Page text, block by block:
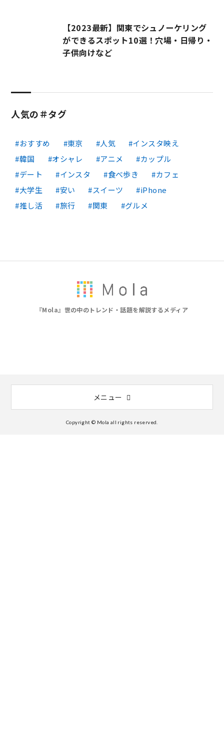
【2023最新】関東でシュノーケリング
ができるスポット10選！穴場・日帰り・
子供向けなど
人気の＃タグ
おすすめ 東京 人気
インスタ映え
韓国
オシャレ アニメ
カップル
デート
インスタ 食べ歩き
カフェ
大学生
安い スイーツ
iPhone
推し活
旅行 関東 グルメ
『Mola』世の中のトレンド・話題を解説するメディア
メニュー
Copyright © Mola all rights reserved.